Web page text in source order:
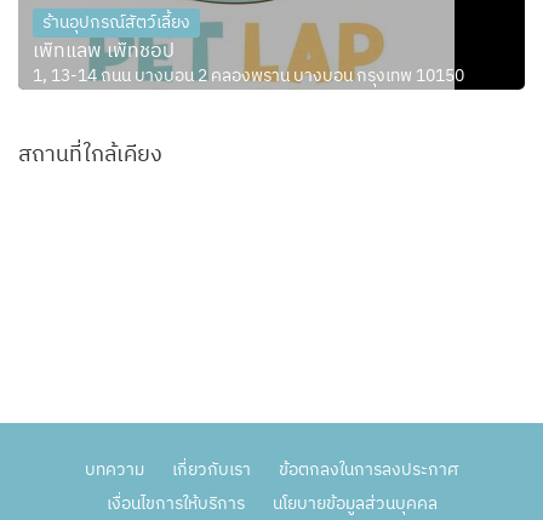
ร้านอุปกรณ์สัตว์เลี้ยง
เพ็ทแลพ เพ็ทชอป
1, 13-14 ถนน บางบอน 2 คลองพราน บางบอน กรุงเทพ 10150
สถานที่ใกล้เคียง
บทความ เกี่ยวกับเรา
ข้อตกลงในการลงประกาศ
เงื่อนไขการให้บริการ
นโยบายข้อมูลส่วนบุคคล